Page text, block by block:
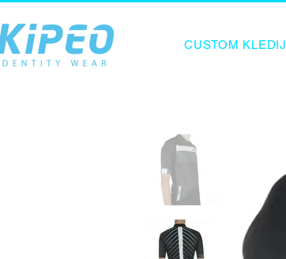
CUSTOM KLEDIJ